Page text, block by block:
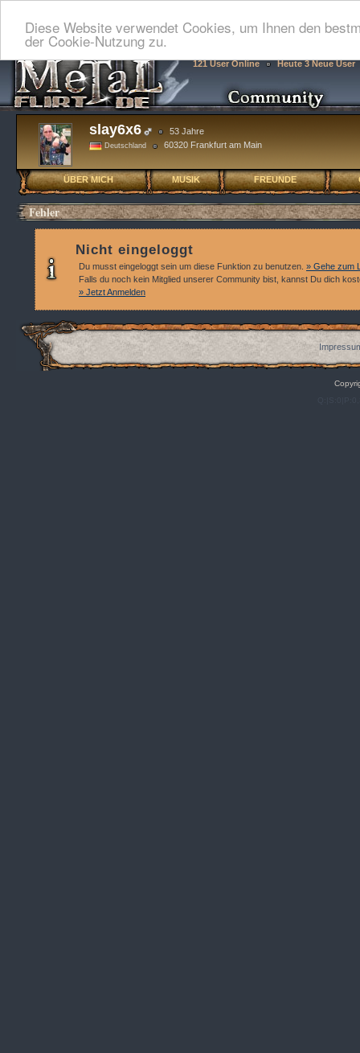
Diese Website verwendet Cookies, um Ihnen den
der Cookie-Nutzung zu.
121 User Online Heute 3 Neue User
slay6x6 53 Jahre
Deutschland 60320 Frankfurt am Main
ÜBER MICH MUSIK FREUNDE
Fehler
Nicht eingeloggt
Du musst eingeloggt sein um diese Funktion zu benutzen. » Gehe zum
Falls du noch kein Mitglied unserer Community bist, kannst Du dich
» Jetzt Anmelden